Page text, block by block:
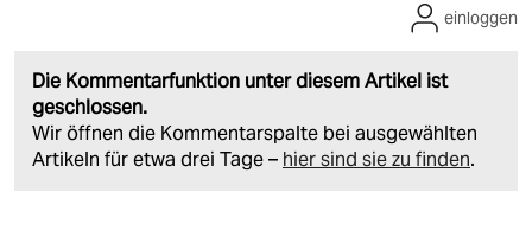
Die Kommentarfunktion unter diesem Artikel ist
geschlossen.
Wir öffnen die Kommentarspalte bei ausgewählten
Artikeln für etwa drei Tage – hier sind sie zu finden.
einloggen